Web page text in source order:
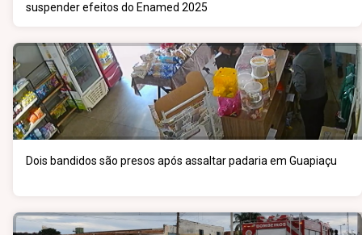
suspender efeitos do Enamed 2025
Dois bandidos são presos após assaltar padaria em Guapiaçu